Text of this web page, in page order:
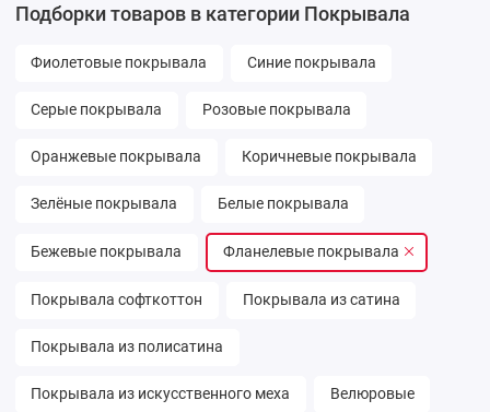
Подборки товаров в категории Покрывала
Фиолетовые покрывала Синие покрывала
Серые покрывала Розовые покрывала
Оранжевые покрывала Коричневые покрывала
Зелёные покрывала Белые покрывала
Бежевые покрывала Фланелевые покрывала
Покрывала софткоттон Покрывала из сатина
Покрывала из полисатина
Покрывала из искусственного меха Велюровые